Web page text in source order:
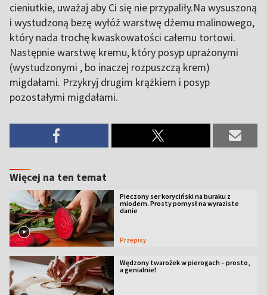
cieniutkie, uważaj aby Ci się nie przypaliły.Na wysuszoną
i wystudzoną bezę wyłóż warstwę dżemu malinowego,
który nada trochę kwaskowatości całemu tortowi.
Następnie warstwę kremu, który posyp uprażonymi
(wystudzonymi , bo inaczej rozpuszczą krem)
migdałami. Przykryj drugim krążkiem i posyp
pozostałymi migdałami.
Więcej na ten temat
Pieczony ser koryciński na buraku z
miodem. Prosty pomysł na wyraziste
danie
Przepisy
Wędzony twarożek w pierogach – prosto,
a genialnie!